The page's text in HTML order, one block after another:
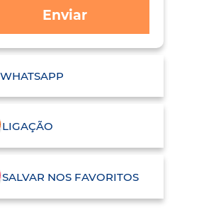
Enviar
WHATSAPP
LIGAÇÃO
SALVAR NOS FAVORITOS